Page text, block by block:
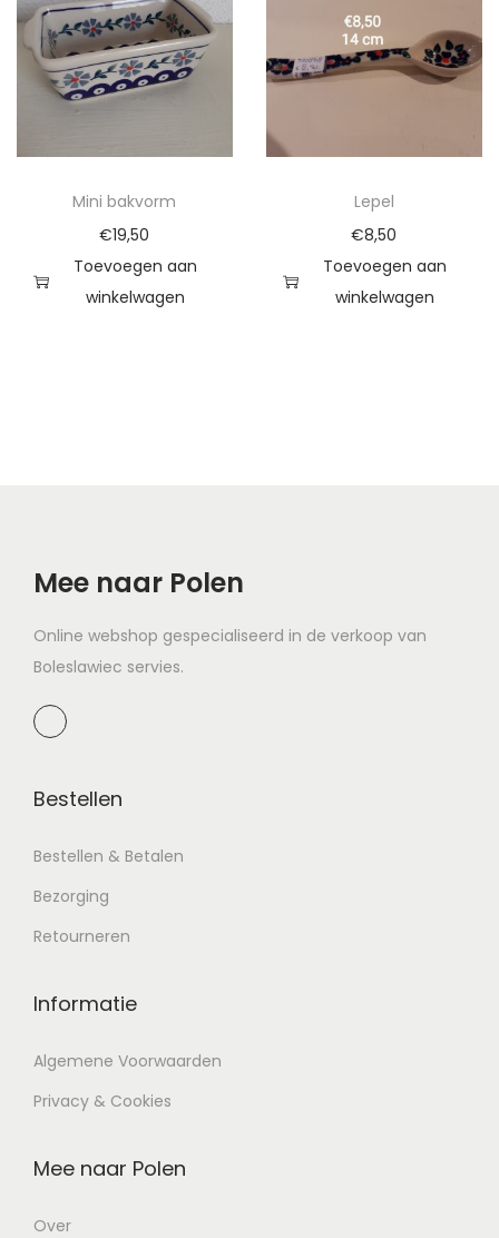
Mini bakvorm
€19,50
Toevoegen aan
winkelwagen
Lepel
€8,50
Toevoegen aan
winkelwagen
Mee naar Polen
Online webshop gespecialiseerd in de verkoop van
Boleslawiec servies.
Bestellen
Bestellen & Betalen
Bezorging
Retourneren
Informatie
Algemene Voorwaarden
Privacy & Cookies
Mee naar Polen
Over